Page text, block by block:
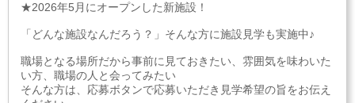
★2026年5月にオープンした新施設！
「どんな施設なんだろう？」そんな方に施設見学も実施中♪
職場となる場所だから事前に見ておきたい、雰囲気を味わいた
い方、職場の人と会ってみたい
そんな方は、応募ボタンで応募いただき見学希望の旨をお伝え